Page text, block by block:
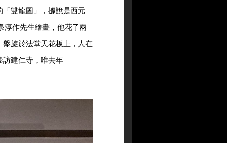
雙龍圖」，據說是西元
淳作先生繪畫，他花了兩
旋於法堂天花板上，人在
訪建仁寺，唯去年